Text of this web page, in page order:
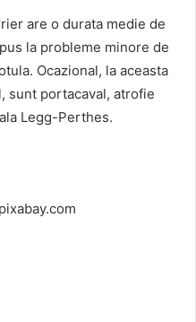
are o durata medie de
la probleme minore de
Ocazional, la aceasta
sunt portacaval, atrofie
Legg-Perthes.